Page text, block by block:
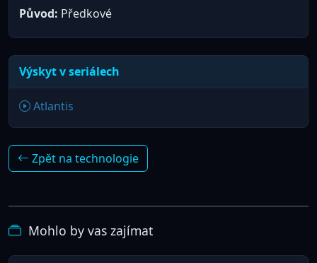
Původ: Předkové
Výskyt v seriálech
Atlantis
Zpět na technologie
Mohlo by vas zajímat